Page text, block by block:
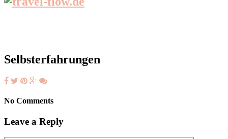
Selbsterfahrungen
No Comments
Leave a Reply